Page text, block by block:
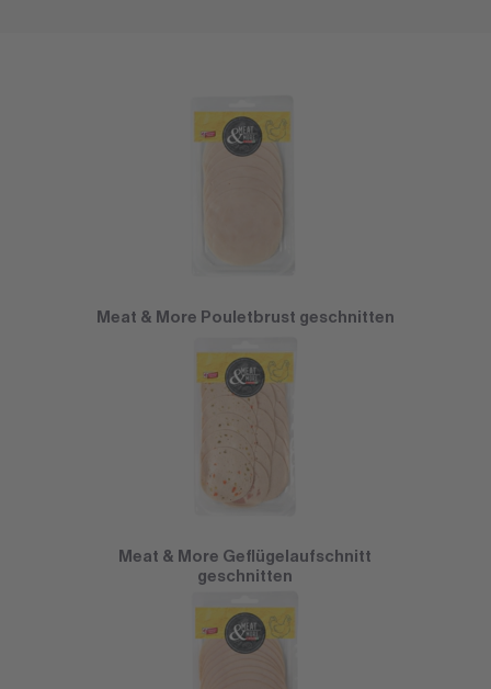
Meat & More Pouletbrust geschnitten
Meat & More Geflügelaufschnitt
geschnitten